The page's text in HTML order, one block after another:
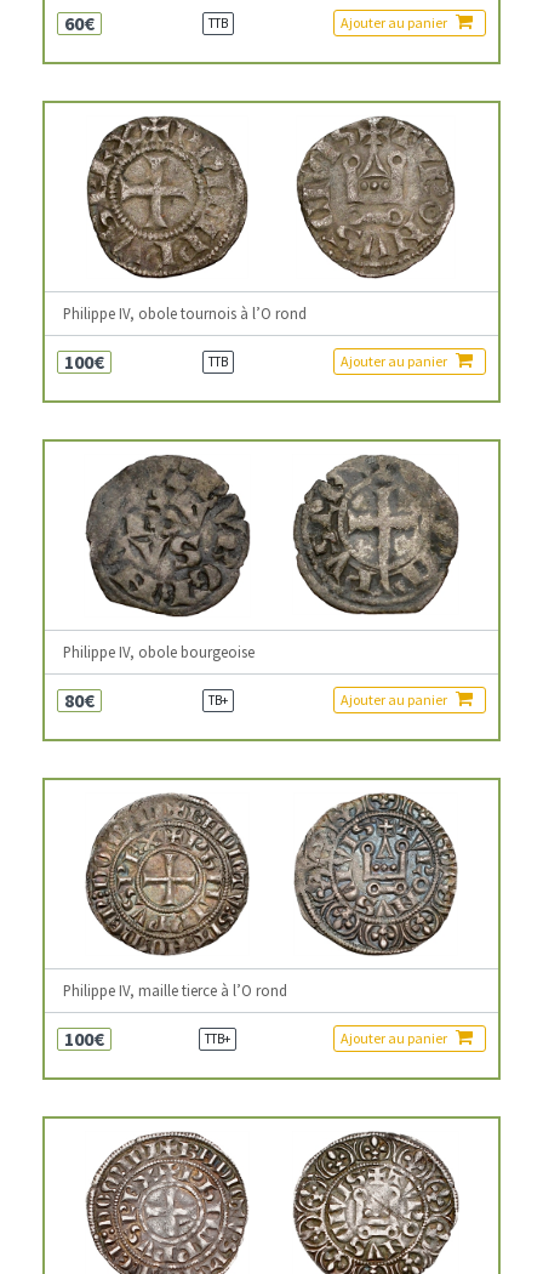
60€ TTB Ajouter au panier
Philippe IV, obole tournois à l’O rond
100€ TTB Ajouter au panier
Philippe IV, obole bourgeoise
80€ TB+ Ajouter au panier
Philippe IV, maille tierce à l’O rond
100€ TTB+ Ajouter au panier